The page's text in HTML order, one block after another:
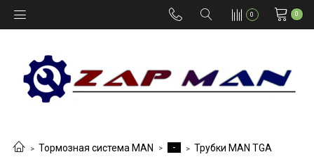
0 0
Тормозная система MAN - Трубки MAN TGA